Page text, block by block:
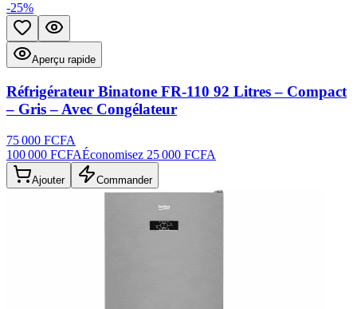
-25%
Ajouter aux favoris
Aperçu rapide
Réfrigérateur Binatone FR-110 92 Litres – Compact
– Gris – Avec Congélateur
75 000 FCFA
100 000 FCFAÉconomisez 25 000 FCFA
Ajouter Commander